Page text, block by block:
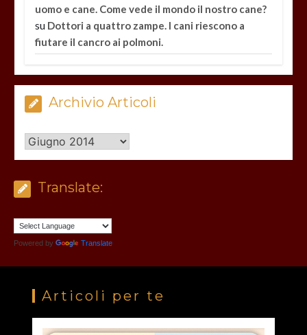
uomo e cane. Come vede il mondo il nostro cane?
su Dottori a quattro zampe. I cani riescono a
fiutare il cancro ai polmoni.
Archivio Articoli
Archivio
Articoli
Translate:
Powered by Translate
Articoli per te